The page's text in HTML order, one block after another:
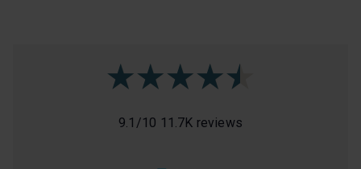
9.1 /10 11.7K reviews